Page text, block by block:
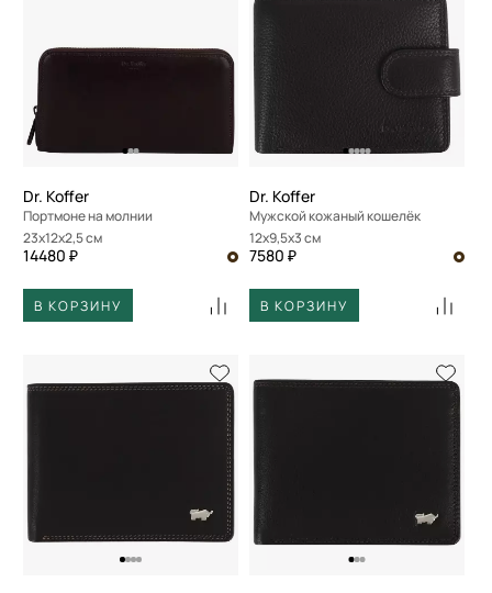
Dr. Koffer
Портмоне на молнии
23x12x2,5 см
14480 ₽
В КОРЗИНУ
Dr. Koffer
Мужской кожаный кошелёк
12x9,5x3 см
7580 ₽
В КОРЗИНУ